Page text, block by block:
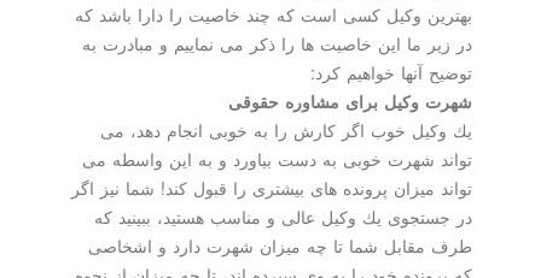
بهترین وكیل كسی است كه چند خاصیت را دارا باشد كه
در زیر ما این خاصیت ها را ذكر می نماییم و مبادرت به
توضیح آنها خواهیم كرد:
شهرت وكیل برای مشاوره حقوقی
یك وكیل خوب اگر كارش را به خوبی انجام دهد، می
تواند شهرت خوبی به دست بیاورد و به این واسطه می
تواند میزان پرونده های بیشتری را قبول كند! شما نیز اگر
در جستجوی یك وكیل عالی و مناسب هستید، ببینید كه
طرف مقابل شما تا چه میزان شهرت دارد و اشخاصی